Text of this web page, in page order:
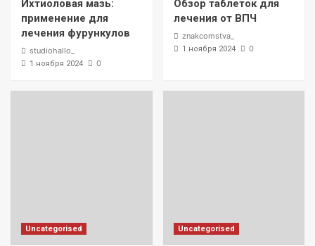
Обзор таблеток для лечения от ВПЧ
4
на впч 45
Ихтиоловая мазь:
применение для
лечения фурункулов
studiohallo_
1 ноября 2024 0
Обзор таблеток для
лечения от ВПЧ
znakcomstva_
1 ноября 2024 0
Uncategorised Uncategorised